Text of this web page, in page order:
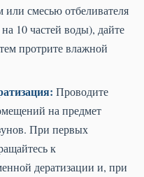
смесью отбеливателя
10 частей воды), дайте
протрите влажной
Проводите
на предмет
При первых
к
дератизации и, при